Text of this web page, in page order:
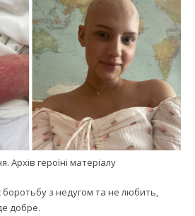
Архів героїні матеріалу
боротьбу з недугом та не любить,
добре.